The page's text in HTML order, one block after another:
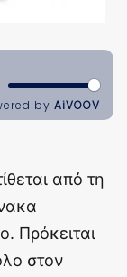
από τη
Πρόκειται
στον